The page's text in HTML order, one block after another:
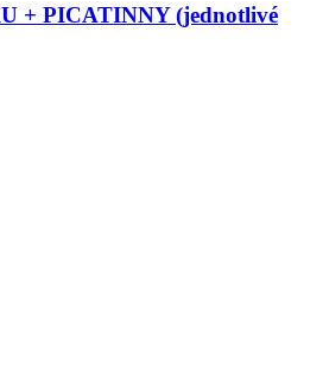
+ PICATINNY (jednotlivé